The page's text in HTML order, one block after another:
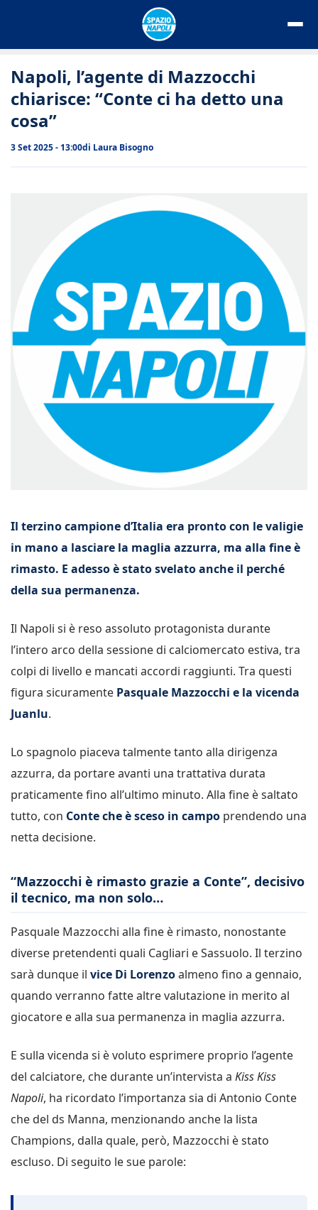
Napoli, l’agente di Mazzocchi
chiarisce: “Conte ci ha detto una
cosa”
3 Set 2025 - 13:00di Laura Bisogno
Il terzino campione d’Italia era pronto con le valigie
in mano a lasciare la maglia azzurra, ma alla fine è
rimasto. E adesso è stato svelato anche il perché
della sua permanenza.
Il Napoli si è reso assoluto protagonista durante
l’intero arco della sessione di calciomercato estiva, tra
colpi di livello e mancati accordi raggiunti. Tra questi
figura sicuramente Pasquale Mazzocchi e la vicenda
Juanlu.
Lo spagnolo piaceva talmente tanto alla dirigenza
azzurra, da portare avanti una trattativa durata
praticamente fino all’ultimo minuto. Alla fine è saltato
tutto, con Conte che è sceso in campo prendendo una
netta decisione.
“Mazzocchi è rimasto grazie a Conte”, decisivo
il tecnico, ma non solo…
Pasquale Mazzocchi alla fine è rimasto, nonostante
diverse pretendenti quali Cagliari e Sassuolo. Il terzino
sarà dunque il vice Di Lorenzoalmeno fino a gennaio,
quando verranno fatte altre valutazione in merito al
giocatore e alla sua permanenza in maglia azzurra.
E sulla vicenda si è voluto esprimere proprio l’agente
del calciatore, che durante un’intervista a Kiss Kiss
Napoli, ha ricordato l’importanza sia di Antonio Conte
che del ds Manna, menzionando anche la lista
Champions, dalla quale, però, Mazzocchi è stato
escluso. Di seguito le sue parole: